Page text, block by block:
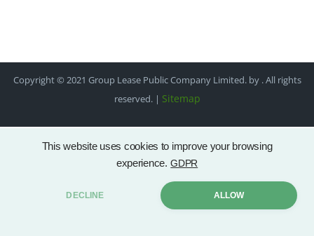
This website uses cookies to improve your browsing
experience. GDPR
DECLINE ALLOW
Copyright © 2021 Group Lease Public Company Limited. by . All rights
reserved. | Sitemap